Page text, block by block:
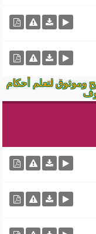
وموثوق لتعلم أحكام